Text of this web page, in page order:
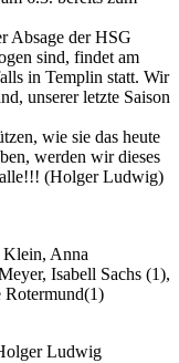
Absage der HSG
sind, findet am
in Templin statt. Wir
unserer letzte Saison
wie sie das heute
werden wir dieses
(Holger Ludwig)
Klein, Anna
Isabell Sachs (1),
Rotermund(1)
Ludwig